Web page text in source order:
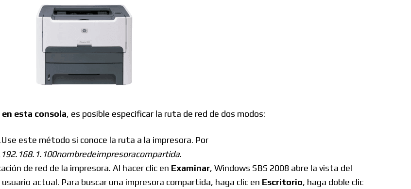
Diversos
Soporte
esta consola, es posible especificar la ruta de red de dos modos:
este método si conoce la ruta a la impresora. Por
.
de red de la impresora. Al hacer clic en Examinar, Windows SBS 2008 abre la vista del
actual. Para buscar una impresora compartida, haga clic en Escritorio, haga doble clic